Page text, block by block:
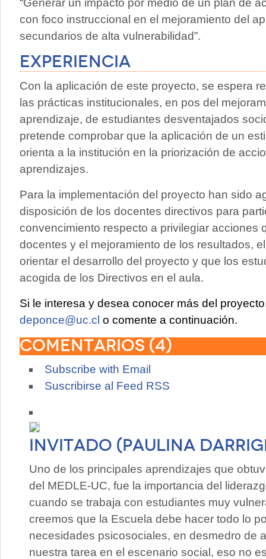
“Generar un impacto por medio de un plan de
con foco instruccional en el mejoramiento del
secundarios de alta vulnerabilidad”.
Experiencia
Con la aplicación de este proyecto, se espera
las prácticas institucionales, en pos del
aprendizaje, de estudiantes desventajados
pretende comprobar que la aplicación de un
orienta a la institución en la priorización de
aprendizajes.
Para la implementación del proyecto han sido
disposición de los docentes directivos para
convencimiento respecto a privilegiar acciones
docentes y el mejoramiento de los resultados,
orientar el desarrollo del proyecto y que los
acogida de los Directivos en el aula.
Si le interesa y desea conocer más del
deponce@uc.cl o comente a continuación.
Comentarios (4)
Subscribe with Email
Suscribirse al Feed RSS
Invitado (PAULINA
Uno de los principales aprendizajes que
del MEDLE-UC, fue la importancia del
cuando se trabaja con estudiantes muy
creemos que la Escuela debe hacer todo lo
necesidades psicosociales, en desmedro de
nuestra tarea en el escenario social, eso no